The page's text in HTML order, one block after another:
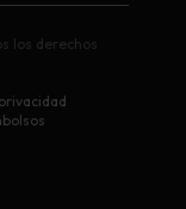
los derechos